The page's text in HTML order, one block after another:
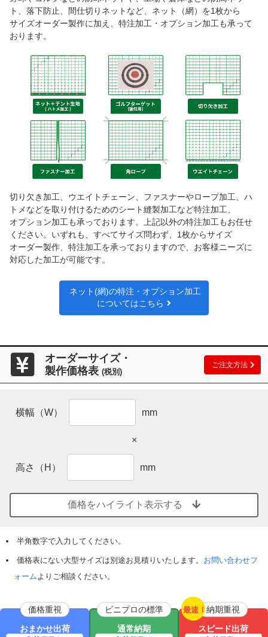
ト、落下防止、間仕切りネットなど、ネット（網）を1枚から
サイズオーダー製作に加え、特注加工・オプション加工も承って
おります。
切り欠き加工、ウエイトチェーン、ファスナーやロープ加工、ハ
トメなどを取り付けるためのシート縫製加工など特注加工、
オプション加工も承っております。上記以外の特注加工もお任せ
ください。いずれも、すべてサイズ問わず、1枚からサイズ
オーダー製作、特注加工を承っておりますので、お客様ニーズに
対応した加工が可能です。
ネット(網)の特注・オプション加工
についてはこちら
オーダーサイズ・
製作価格表 (税別)
ご注文方法
横幅（W） mm
×
高さ（H） mm
価格をハイライト表示する
半角数字で入力してください。
価格表にない大型サイズは別途お見積りいたします。 お問い合わせフ
ォームよりご相談ください。
価格重視
おまかせ出荷
ビニプロの標準
通常納期
最速！納期重視
スピード出荷